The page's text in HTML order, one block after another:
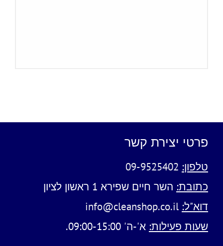
פרטי יצירת קשר
טלפון: 09-9525402
כתובת: השר חיים שפירא 1 ראשון לציון
דוא"ל: info@cleanshop.co.il
שעות פעילות: א'-ה' 09:00-15:00.